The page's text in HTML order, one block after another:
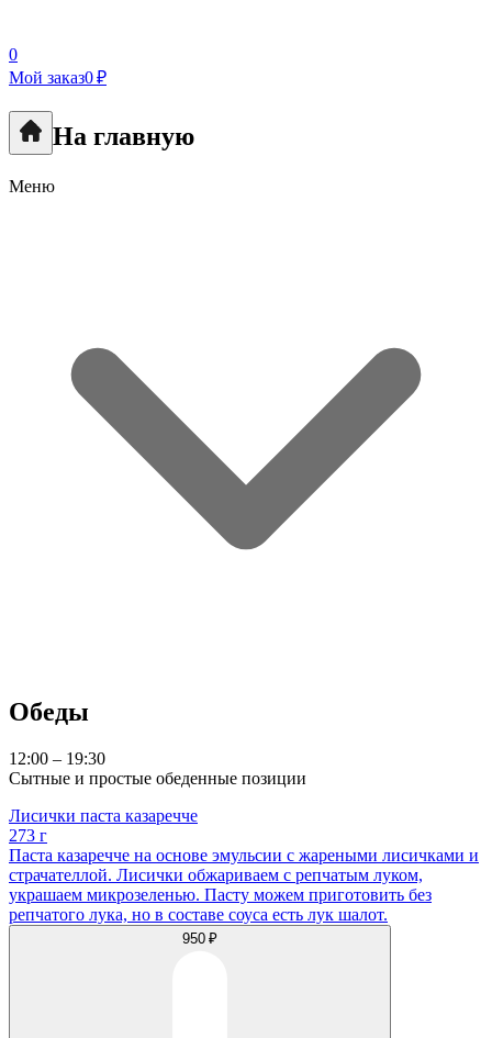
0
Мой заказ0 ₽
На главную
Меню
Обеды
12:00 – 19:30
Сытные и простые обеденные позиции
Лисички паста казаречче
273 г
Паста казаречче на основе эмульсии с жареными лисичками и
страчателлой. Лисички обжариваем с репчатым луком,
украшаем микрозеленью. Пасту можем приготовить без
репчатого лука, но в составе соуса есть лук шалот.
950 ₽